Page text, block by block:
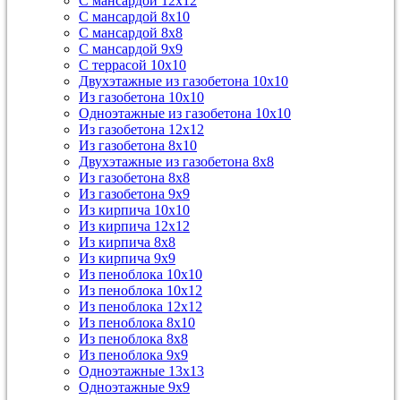
С мансардой 8х10
С мансардой 8х8
С мансардой 9х9
С террасой 10х10
Двухэтажные из газобетона 10х10
Из газобетона 10х10
Одноэтажные из газобетона 10х10
Из газобетона 12х12
Из газобетона 8х10
Двухэтажные из газобетона 8х8
Из газобетона 8х8
Из газобетона 9х9
Из кирпича 10х10
Из кирпича 12х12
Из кирпича 8х8
Из кирпича 9х9
Из пеноблока 10х10
Из пеноблока 10х12
Из пеноблока 12х12
Из пеноблока 8х10
Из пеноблока 8х8
Из пеноблока 9х9
Одноэтажные 13х13
Одноэтажные 9х9